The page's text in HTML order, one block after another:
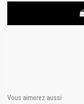
Vous aimerez aussi